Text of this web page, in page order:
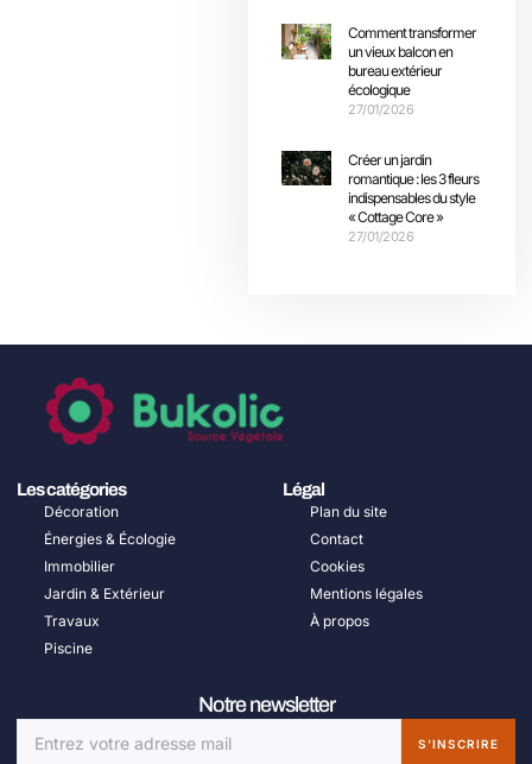
Comment transformer
un vieux balcon en
bureau extérieur
écologique
27/01/2026
Créer un jardin
romantique : les 3 fleurs
indispensables du style
« Cottage Core »
27/01/2026
Les catégories
Décoration
Énergies & Écologie
Immobilier
Jardin & Extérieur
Travaux
Piscine
Légal
Plan du site
Contact
Cookies
Mentions légales
À propos
Notre newsletter
S'INSCRIRE